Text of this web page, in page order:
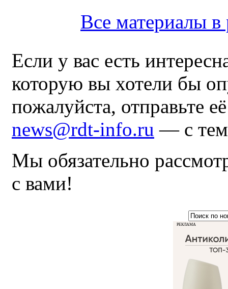
Все материалы
Если у вас есть
которую вы хотели бы
пожалуйста, отправьте
news@rdt-info.ru — с
Мы обязательно
с вами!
РЕКЛАМА